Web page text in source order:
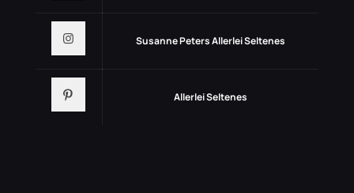
Susanne Peters Allerlei Seltenes
Allerlei Seltenes